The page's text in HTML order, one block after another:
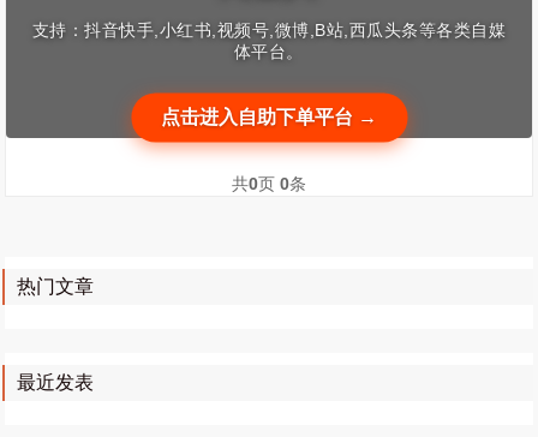
支持：抖音快手,小红书,视频号,微博,B站,西瓜头条等各类自媒
体平台。
点击进入自助下单平台 →
共0页 0条
热门文章
最近发表